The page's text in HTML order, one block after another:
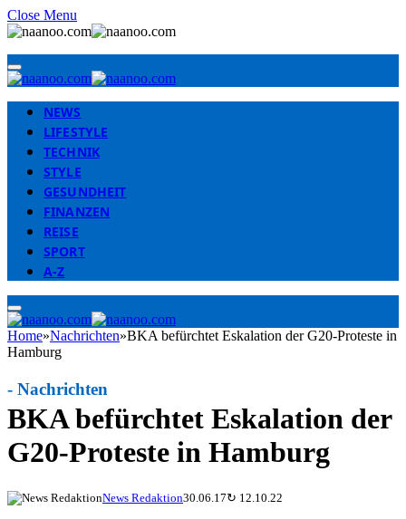
Close Menu
NEWS
LIFESTYLE
TECHNIK
STYLE
GESUNDHEIT
FINANZEN
REISE
SPORT
A-Z
Home»Nachrichten»BKA befürchtet Eskalation der G20-Proteste in
Hamburg
BKA befürchtet Eskalation der
G20-Proteste in Hamburg
- Nachrichten
News Redaktion30.06.17↻ 12.10.22